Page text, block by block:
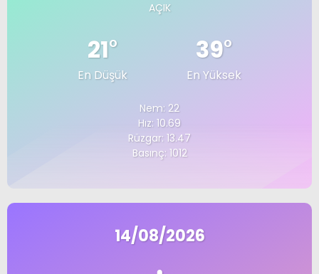
AÇIK
21°
En Düşük
39°
En Yüksek
Nem: 22
Hız: 10.69
Rüzgar: 13.47
Basınç: 1012
14/08/2026